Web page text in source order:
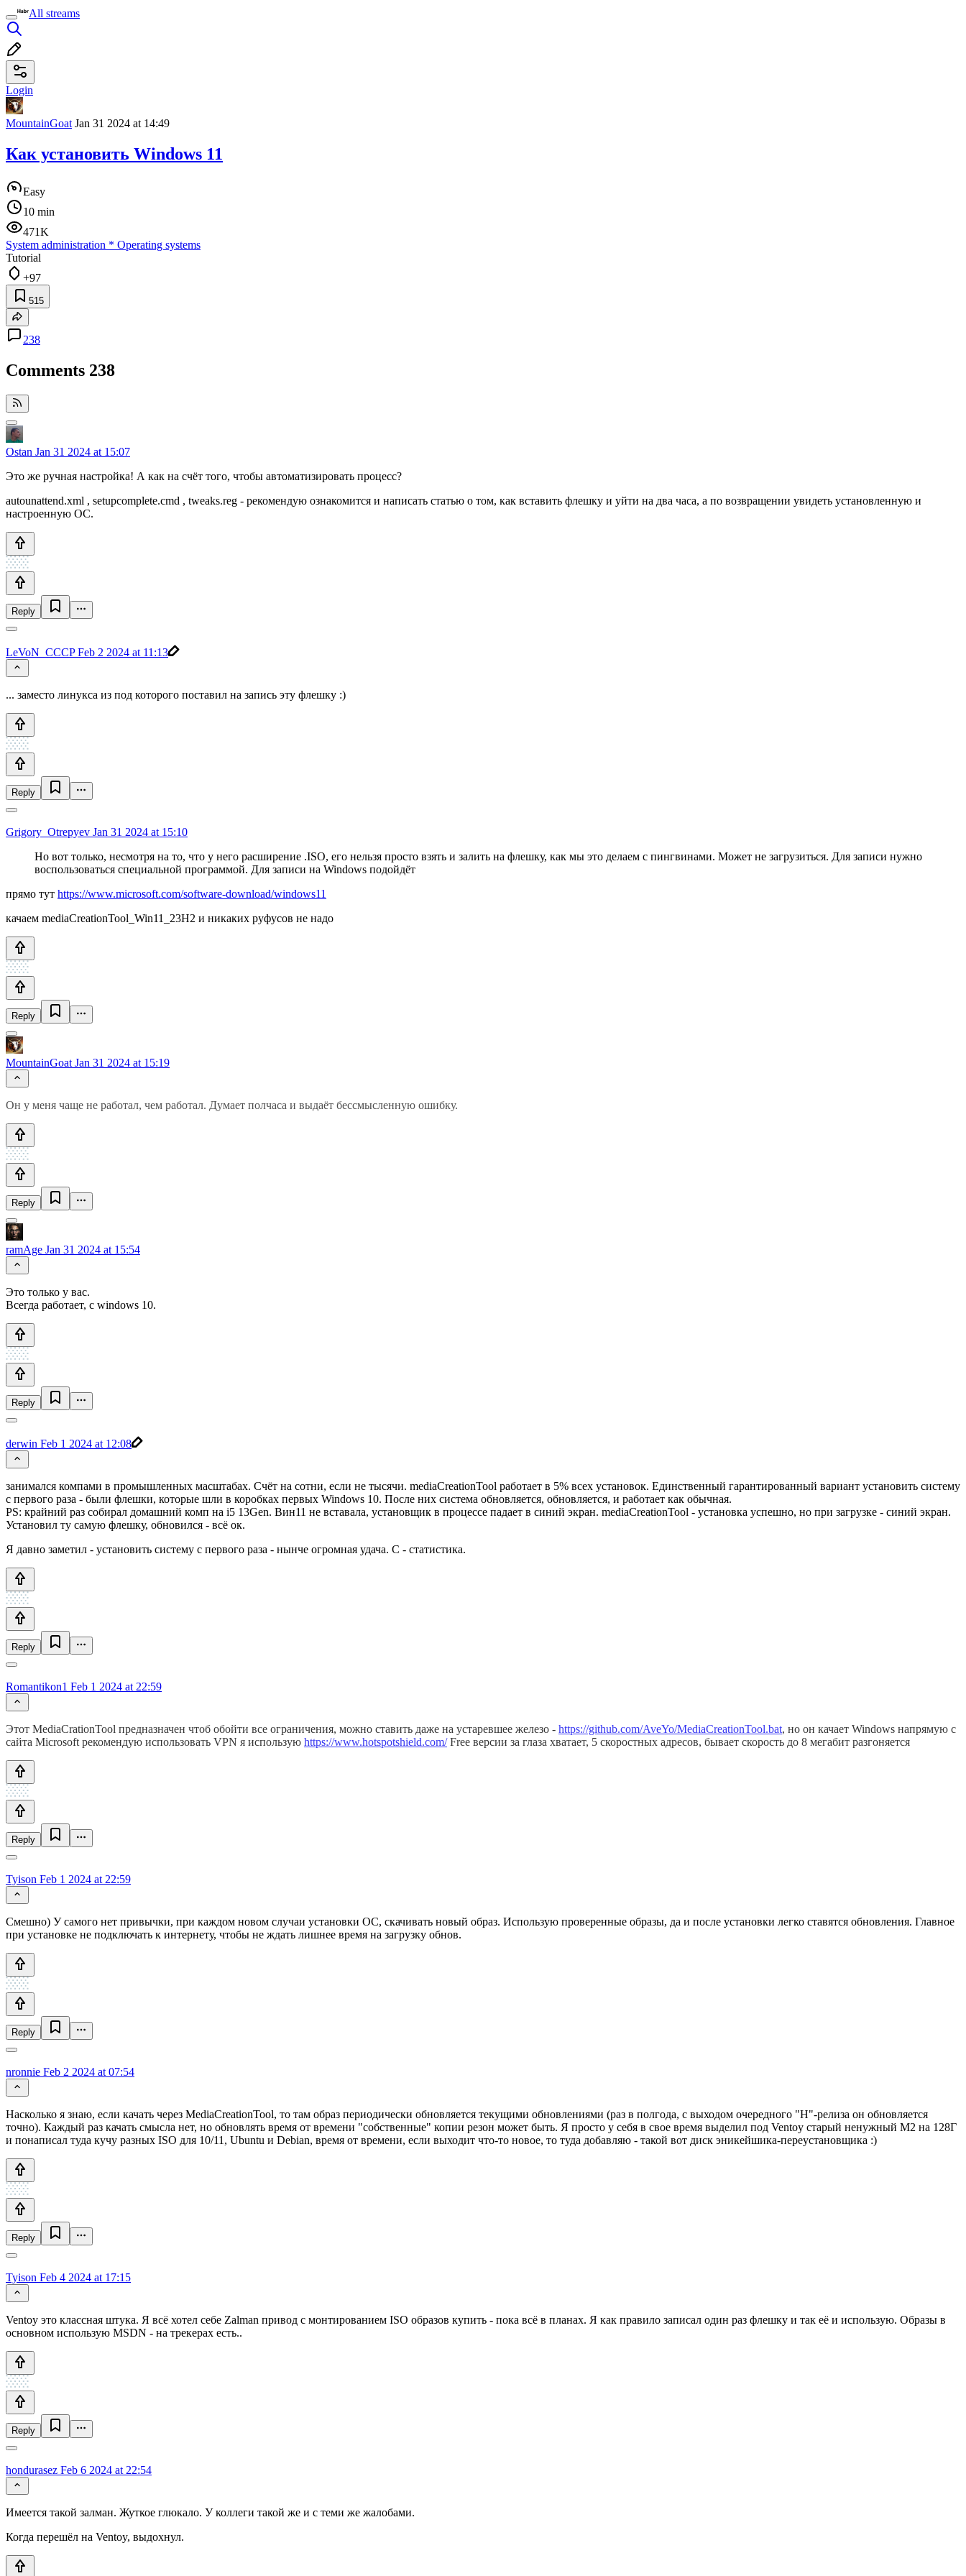
All streams
Login
MountainGoat Jan 31 2024 at 14:49
Как установить Windows 11
Easy
10 min
471K
System administration * Operating systems
Tutorial
+97
515
238
Comments 238
Ostan Jan 31 2024 at 15:07
Это же ручная настройка! А как на счёт того, чтобы автоматизировать процесс?
autounattend.xml , setupcomplete.cmd , tweaks.reg - рекомендую ознакомится и написать статью о том, как вставить флешку и уйти на два часа, а по возвращении увидеть установленную и
настроенную ОС.
Reply
LeVoN_CCCPFeb 2 2024 at 11:13
... заместо линукса из под которого поставил на запись эту флешку :)
Reply
Grigory_Otrepyev Jan 31 2024 at 15:10
Но вот только, несмотря на то, что у него расширение .ISO, его нельзя просто взять и залить на флешку, как мы это делаем с пингвинами. Может не загрузиться. Для записи нужно
воспользоваться специальной программой. Для записи на Windows подойдёт
прямо тут https://www.microsoft.com/software-download/windows11
качаем mediaCreationTool_Win11_23H2 и никаких руфусов не надо
Reply
MountainGoat Jan 31 2024 at 15:19
Он у меня чаще не работал, чем работал. Думает полчаса и выдаёт бессмысленную ошибку.
Reply
ramAge Jan 31 2024 at 15:54
Это только у вас.
Всегда работает, с windows 10.
Reply
derwin Feb 1 2024 at 12:08
занимался компами в промышленных масштабах. Счёт на сотни, если не тысячи. mediaCreationTool работает в 5% всех установок. Единственный гарантированный вариант установить систему
с первого раза - были флешки, которые шли в коробках первых Windows 10. После них система обновляется, обновляется, и работает как обычная.
PS: крайний раз собирал домашний комп на i5 13Gen. Вин11 не вставала, установщик в процессе падает в синий экран. mediaCreationTool - установка успешно, но при загрузке - синий экран.
Установил ту самую флешку, обновился - всё ок.
Я давно заметил - установить систему с первого раза - нынче огромная удача. С - статистика.
Reply
Romantikon1 Feb 1 2024 at 22:59
Этот MediaCrationTool предназначен чтоб обойти все ограничения, можно ставить даже на устаревшее железо - https://github.com/AveYo/MediaCreationTool.bat, но он качает Windows напрямую с
сайта Microsoft рекомендую использовать VPN я использую https://www.hotspotshield.com/Free версии за глаза хватает, 5 скоростных адресов, бывает скорость до 8 мегабит разгоняется
Reply
Tyison Feb 1 2024 at 22:59
Смешно) У самого нет привычки, при каждом новом случаи установки ОС, скачивать новый образ. Использую проверенные образы, да и после установки легко ставятся обновления. Главное
при установке не подключать к интернету, чтобы не ждать лишнее время на загрузку обнов.
Reply
nronnie Feb 2 2024 at 07:54
Насколько я знаю, если качать через MediaCreationTool, то там образ периодически обновляется текущими обновлениями (раз в полгода, с выходом очередного "H"-релиза он обновляется
точно). Каждый раз качать смысла нет, но обновлять время от времени "собственные" копии резон может быть. Я просто у себя в свое время выделил под Ventoy старый ненужный M2 на 128Г
и понаписал туда кучу разных ISO для 10/11, Ubuntu и Debian, время от времени, если выходит что-то новое, то туда добавляю - такой вот диск эникейшика-переустановщика :)
Reply
Tyison Feb 4 2024 at 17:15
Ventoy это классная штука. Я всё хотел себе Zalman привод с монтированием ISO образов купить - пока всё в планах. Я как правило записал один раз флешку и так её и использую. Образы в
основном использую MSDN - на трекерах есть..
Reply
hondurasez Feb 6 2024 at 22:54
Имеется такой залман. Жуткое глюкало. У коллеги такой же и с теми же жалобами.
Когда перешёл на Ventoy, выдохнул.